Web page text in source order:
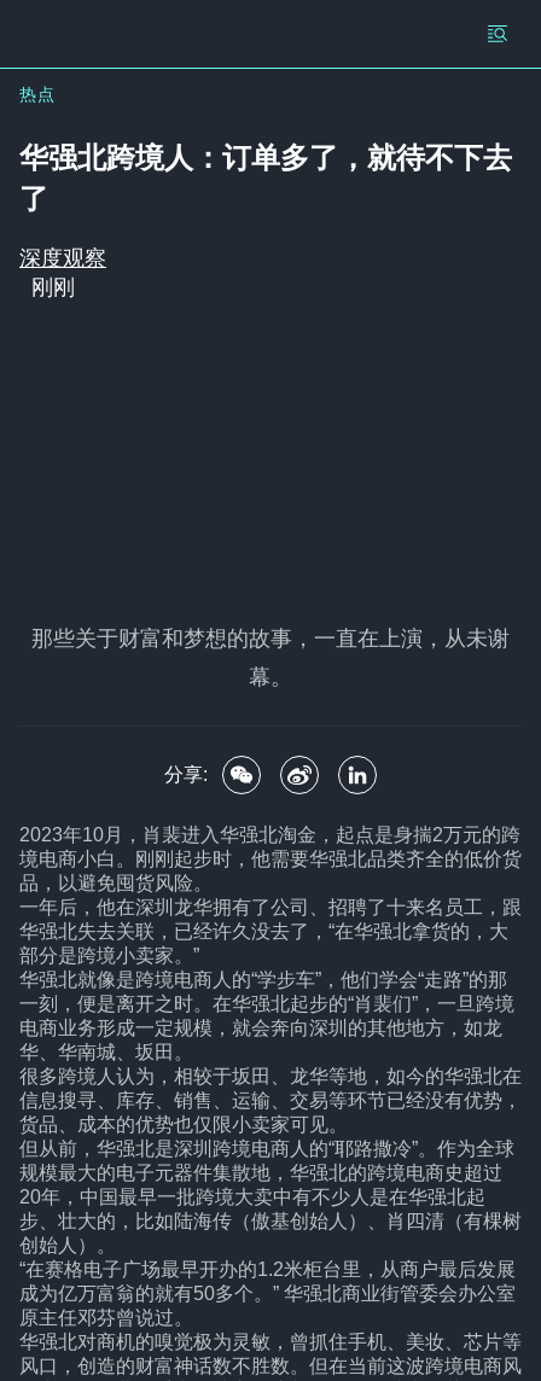
热点
华强北跨境人：订单多了，就待不下去
了
深度观察
刚刚
那些关于财富和梦想的故事，一直在上演，从未谢
幕。
分享:
2023年10月，肖裴进入华强北淘金，起点是身揣2万元的跨
境电商小白。刚刚起步时，他需要华强北品类齐全的低价货
品，以避免囤货风险。
一年后，他在深圳龙华拥有了公司、招聘了十来名员工，跟
华强北失去关联，已经许久没去了，“在华强北拿货的，大
部分是跨境小卖家。”
华强北就像是跨境电商人的“学步车”，他们学会“走路”的那
一刻，便是离开之时。在华强北起步的“肖裴们”，一旦跨境
电商业务形成一定规模，就会奔向深圳的其他地方，如龙
华、华南城、坂田。
很多跨境人认为，相较于坂田、龙华等地，如今的华强北在
信息搜寻、库存、销售、运输、交易等环节已经没有优势，
货品、成本的优势也仅限小卖家可见。
但从前，华强北是深圳跨境电商人的“耶路撒冷”。作为全球
规模最大的电子元器件集散地，华强北的跨境电商史超过
20年，中国最早一批跨境大卖中有不少人是在华强北起
步、壮大的，比如陆海传（傲基创始人）、肖四清（有棵树
创始人）。
“在赛格电子广场最早开办的1.2米柜台里，从商户最后发展
成为亿万富翁的就有50多个。” 华强北商业街管委会办公室
原主任邓芬曾说过。
华强北对商机的嗅觉极为灵敏，曾抓住手机、美妆、芯片等
风口，创造的财富神话数不胜数。但在当前这波跨境电商风